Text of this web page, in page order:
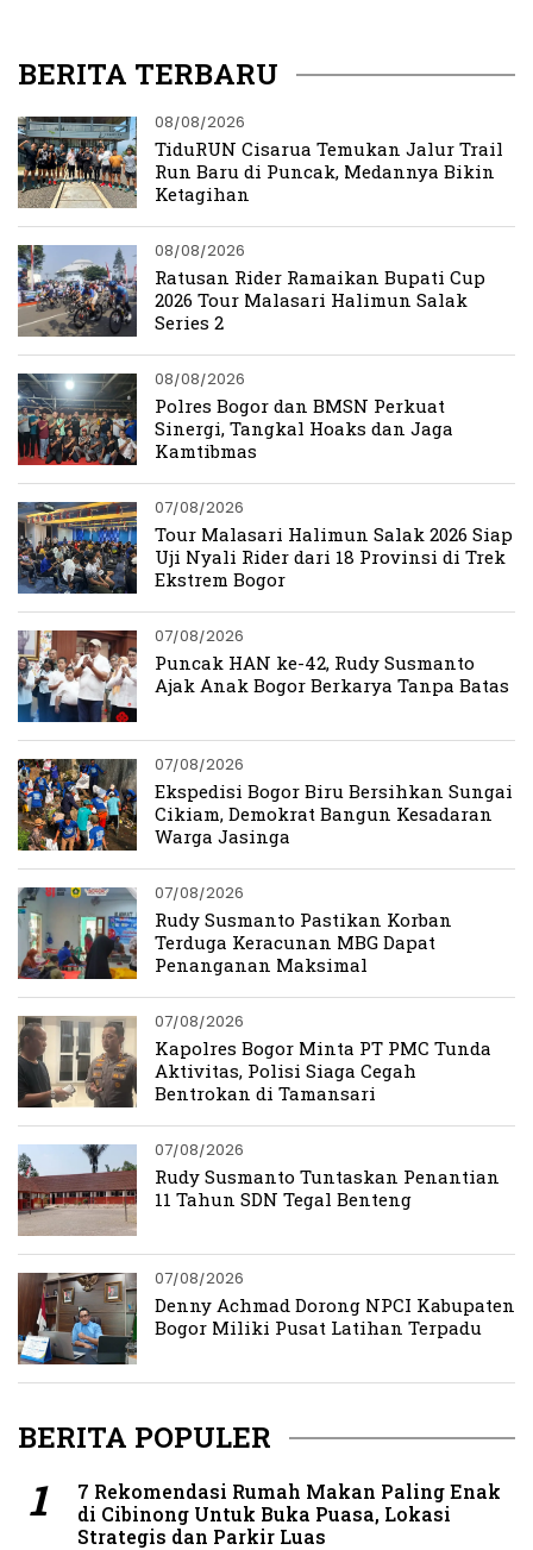
BERITA TERBARU
08/08/2026
TiduRUN Cisarua Temukan Jalur Trail
Run Baru di Puncak, Medannya Bikin
Ketagihan
08/08/2026
Ratusan Rider Ramaikan Bupati Cup
2026 Tour Malasari Halimun Salak
Series 2
08/08/2026
Polres Bogor dan BMSN Perkuat
Sinergi, Tangkal Hoaks dan Jaga
Kamtibmas
07/08/2026
Tour Malasari Halimun Salak 2026 Siap
Uji Nyali Rider dari 18 Provinsi di Trek
Ekstrem Bogor
07/08/2026
Puncak HAN ke-42, Rudy Susmanto
Ajak Anak Bogor Berkarya Tanpa Batas
07/08/2026
Ekspedisi Bogor Biru Bersihkan Sungai
Cikiam, Demokrat Bangun Kesadaran
Warga Jasinga
07/08/2026
Rudy Susmanto Pastikan Korban
Terduga Keracunan MBG Dapat
Penanganan Maksimal
07/08/2026
Kapolres Bogor Minta PT PMC Tunda
Aktivitas, Polisi Siaga Cegah
Bentrokan di Tamansari
07/08/2026
Rudy Susmanto Tuntaskan Penantian
11 Tahun SDN Tegal Benteng
07/08/2026
Denny Achmad Dorong NPCI Kabupaten
Bogor Miliki Pusat Latihan Terpadu
BERITA POPULER
7 Rekomendasi Rumah Makan Paling Enak
di Cibinong Untuk Buka Puasa, Lokasi
Strategis dan Parkir Luas